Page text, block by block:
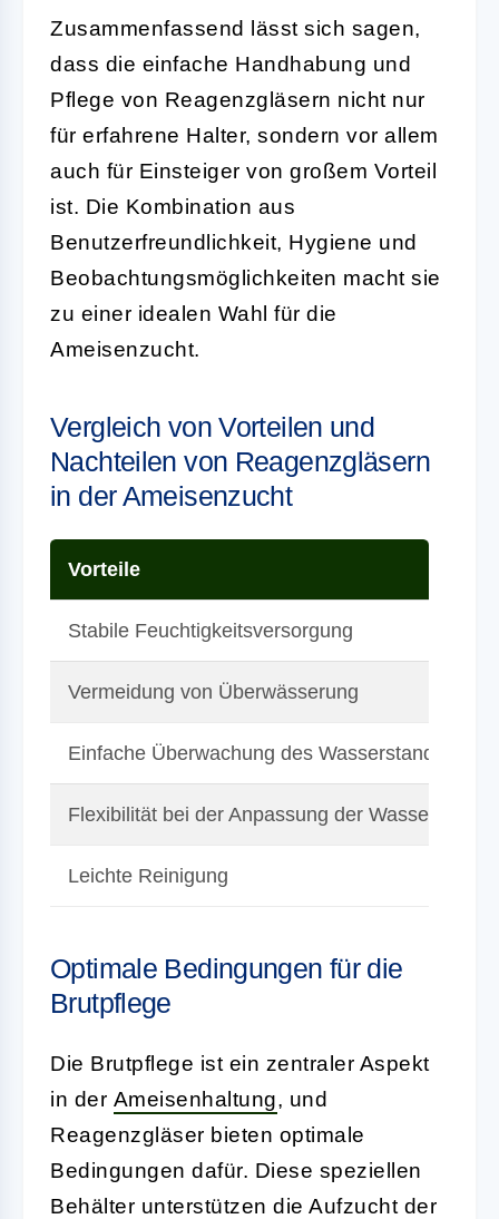
Zusammenfassend lässt sich sagen,
dass die einfache Handhabung und
Pflege von Reagenzgläsern nicht nur
für erfahrene Halter, sondern vor allem
auch für Einsteiger von großem Vorteil
ist. Die Kombination aus
Benutzerfreundlichkeit, Hygiene und
Beobachtungsmöglichkeiten macht sie
zu einer idealen Wahl für die
Ameisenzucht.
Vergleich von Vorteilen und
Nachteilen von Reagenzgläsern
in der Ameisenzucht
Vorteile
Stabile Feuchtigkeitsversorgung
Vermeidung von Überwässerung
Einfache Überwachung des Wasserstandes
Flexibilität bei der Anpassung der
Leichte Reinigung
Optimale Bedingungen für die
Brutpflege
Die Brutpflege ist ein zentraler Aspekt
in der Ameisenhaltung, und
Reagenzgläser bieten optimale
Bedingungen dafür. Diese speziellen
Behälter unterstützen die Aufzucht der